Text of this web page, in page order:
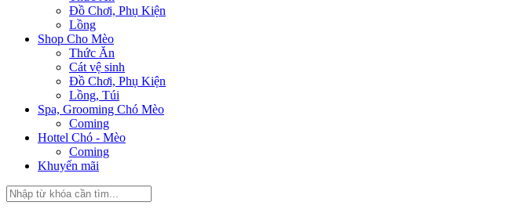
Đồ Chơi, Phụ Kiện
Lồng
Shop Cho Mèo
Thức Ăn
Cát vệ sinh
Đồ Chơi, Phụ Kiện
Lồng, Túi
Spa, Grooming Chó Mèo
Coming
Hottel Chó - Mèo
Coming
Khuyến mãi